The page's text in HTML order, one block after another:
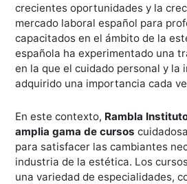
crecientes oportunidades y la
mercado laboral español para
capacitados en el ámbito de la
española ha experimentado una
en la que el cuidado personal y la
adquirido una importancia cada
En este contexto, Rambla
amplia gama de cursos
para satisfacer las cambiantes
industria de la estética. Los
una variedad de especialidades,